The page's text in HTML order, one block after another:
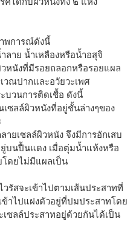
พการณ์ดังนี้
ลาย น้ำเหลืองหรือน้ำอสุจิ
วหนังที่มีรอยถลอกหรือรอยแผล
วณปากและอวัยวะเพศ
บวนการติดเชื้อ ดังนี้
เซลล์ผิวหนังที่อยู่ชั้นล่างๆของ
ายเซลล์ผิวหนัง จึงมีการอักเสบ
บนปื้นแดง เมื่อตุ่มน้ำแห้งหรือ
โดยไม่มีแผลเป็น
รัสจะเข้าไปตามเส้นประสาทที่
ข้าไปแฝงตัวอยู่ที่ปมประสาทโดย
ซลล์ประสาทอยู่ด้วยกันได้เป็น